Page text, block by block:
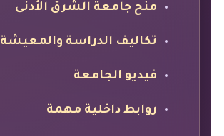
منح جامعة الشرق الأدنى
تكاليف الدراسة والمعيشة
فيديو الجامعة
روابط داخلية مهمة